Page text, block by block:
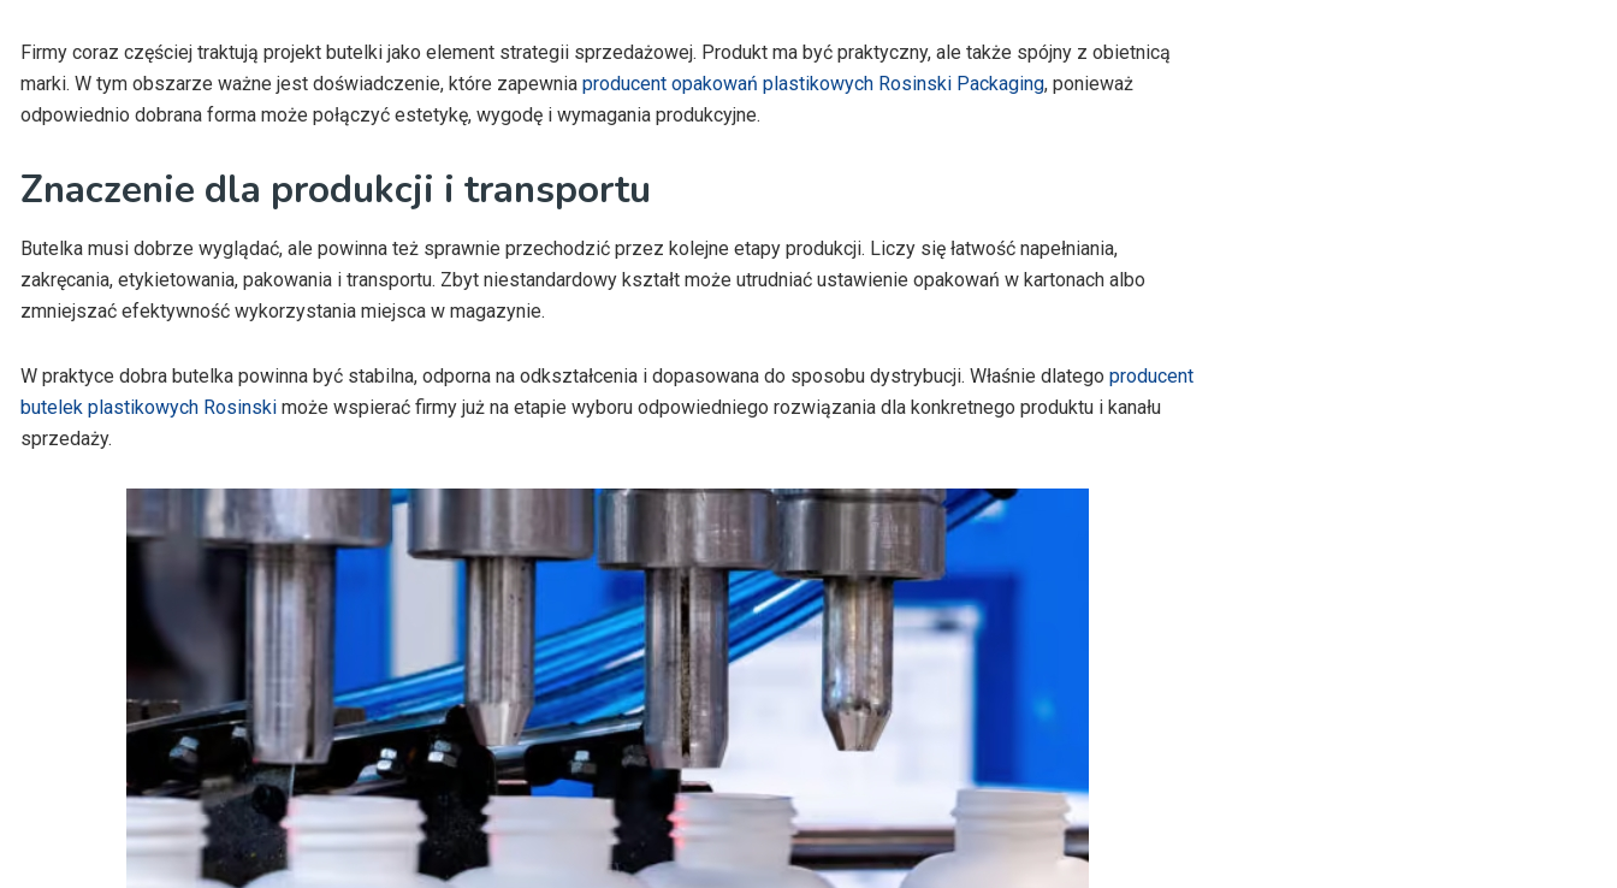
Firmy coraz częściej traktują projekt butelki jako element strategii sprzedażowej. Produkt ma być praktyczny, ale także spójny z obietnicą
marki. W tym obszarze ważne jest doświadczenie, które zapewnia producent opakowań plastikowych Rosinski Packaging, ponieważ
odpowiednio dobrana forma może połączyć estetykę, wygodę i wymagania produkcyjne.
Znaczenie dla produkcji i transportu
Butelka musi dobrze wyglądać, ale powinna też sprawnie przechodzić przez kolejne etapy produkcji. Liczy się łatwość napełniania,
zakręcania, etykietowania, pakowania i transportu. Zbyt niestandardowy kształt może utrudniać ustawienie opakowań w kartonach albo
zmniejszać efektywność wykorzystania miejsca w magazynie.
W praktyce dobra butelka powinna być stabilna, odporna na odkształcenia i dopasowana do sposobu dystrybucji. Właśnie dlatego producent
butelek plastikowych Rosinski może wspierać firmy już na etapie wyboru odpowiedniego rozwiązania dla konkretnego produktu i kanału
sprzedaży.